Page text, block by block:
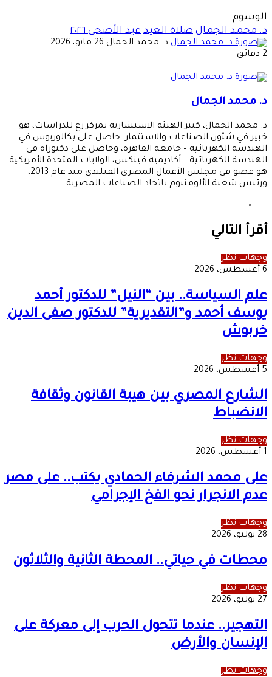
الوسوم
د. محمد الجمال صلاة العيد عيد الأضحى ٢٠٢٦
د. محمد الجمال أرسل
26 مايو، 2026
2 دقائق
د. محمد الجمال
د. محمد الجمال، كبير الهيئة الاستشارية بمركز رع للدراسات، هو
خبير في شئون الصناعات والاستثمار. حاصل على بكالوريوس في
الهندسة الكهربائية – جامعة القاهرة، وحاصل على دكتوراه في
الهندسة الكهربائية – أكاديمية فينكس، الولايات المتحدة الأمريكية.
هو عضو في مجلس الأعمال المصري الفنلندي منذ عام 2013،
ورئيس شعبة الألومنيوم باتحاد الصناعات المصرية.
أقرأ التالي
وجهات نظر
6 أغسطس، 2026
علم السياسة.. بين “النيل” للدكتور أحمد
يوسف أحمد و”التقديرية” للدكتور صفى الدين
خربوش
وجهات نظر
5 أغسطس، 2026
الشارع المصري بين هيبة القانون وثقافة
الانضباط
وجهات نظر
1 أغسطس، 2026
على محمد الشرفاء الحمادي يكتب.. على مصر
عدم الانجرار نحو الفخ الإجرامي
وجهات نظر
28 يوليو، 2026
محطات في حياتي.. المحطة الثانية والثلاثون
وجهات نظر
27 يوليو، 2026
التهجير.. عندما تتحول الحرب إلى معركة على
الإنسان والأرض
وجهات نظر